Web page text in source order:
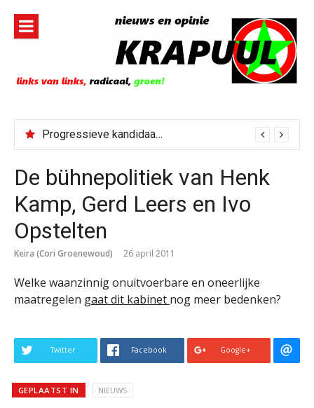
inhoud
Progressieve kandidaat El-Sayed senaatskandidaat Michigan
De bühnepolitiek van Henk
Kamp, Gerd Leers en Ivo
Opstelten
Keira (Cori Groenewoud) 26 april 2011
Welke waanzinnig onuitvoerbare en oneerlijke
maatregelen gaat dit kabinet nog meer bedenken?
Twitter Facebook Google+
GEPLAATST IN NIEUWS